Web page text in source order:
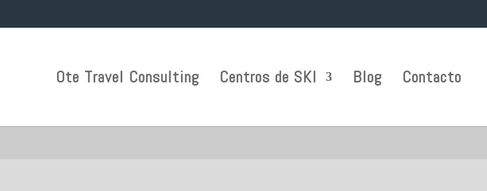
Ote Travel Consulting Centros de SKI Blog Contacto